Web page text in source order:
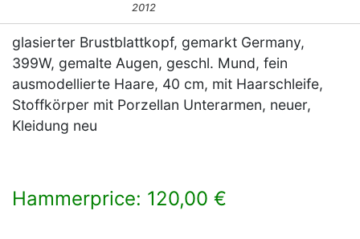
2012
glasierter Brustblattkopf, gemarkt Germany,
399W, gemalte Augen, geschl. Mund, fein
ausmodellierte Haare, 40 cm, mit Haarschleife,
Stoffkörper mit Porzellan Unterarmen, neuer,
Kleidung neu
Hammerprice: 120,00 €